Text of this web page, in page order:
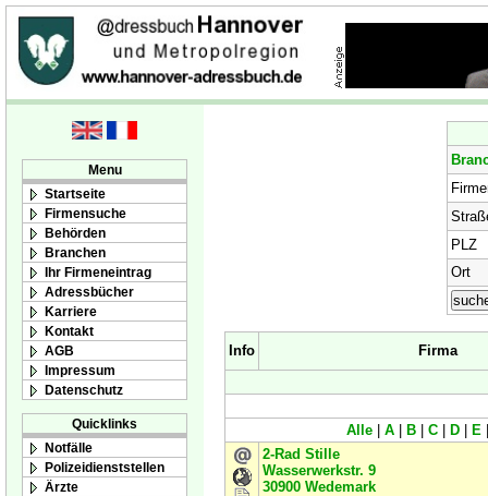
Menu
Startseite
Firmensuche
Behörden
Branchen
Ihr Firmeneintrag
Adressbücher
Karriere
Kontakt
AGB
Impressum
Datenschutz
Quicklinks
Notfälle
Polizeidienststellen
Ärzte
PLZ
Ort
Info Firma
Alle A B C D E
2-Rad Stille
Wasserwerkstr. 9
30900 Wedemark